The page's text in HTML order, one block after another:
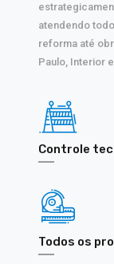
atendendo
reforma até
Paulo, Interior
Controle
Todos os